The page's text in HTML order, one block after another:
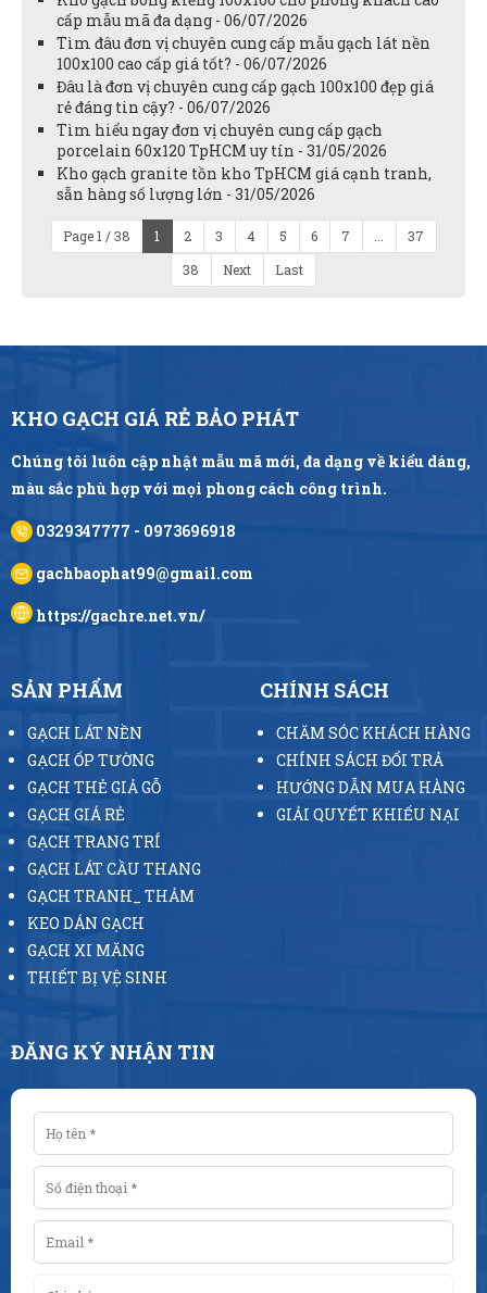
cấp mẫu mã đa dạng - 06/07/2026
Tìm đâu đơn vị chuyên cung cấp mẫu gạch lát nền
100x100 cao cấp giá tốt? - 06/07/2026
Đâu là đơn vị chuyên cung cấp gạch 100x100 đẹp giá
rẻ đáng tin cậy? - 06/07/2026
Tìm hiểu ngay đơn vị chuyên cung cấp gạch
porcelain 60x120 TpHCM uy tín - 31/05/2026
Kho gạch granite tồn kho TpHCM giá cạnh tranh,
sẵn hàng số lượng lớn - 31/05/2026
Page 1 / 38 1 2 3 4 5 6 7
37
38
Next Last
KHO GẠCH GIÁ RẺ BẢO PHÁT
Chúng tôi luôn cập nhật mẫu mã mới, đa dạng về kiểu dáng,
màu sắc phù hợp với mọi phong cách công trình.
0329347777 - 0973696918
gachbaophat99@gmail.com
https://gachre.net.vn/
SẢN PHẨM
GẠCH LÁT NỀN
GẠCH ỐP TƯỜNG
GẠCH THẺ GIẢ GỖ
GẠCH GIÁ RẺ
GẠCH TRANG TRÍ
GẠCH LÁT CẦU THANG
GẠCH TRANH_ THẢM
KEO DÁN GẠCH
GẠCH XI MĂNG
THIẾT BỊ VỆ SINH
CHÍNH SÁCH
CHĂM SÓC KHÁCH HÀNG
CHÍNH SÁCH ĐỔI TRẢ
HƯỚNG DẪN MUA HÀNG
GIẢI QUYẾT KHIẾU NẠI
ĐĂNG KÝ NHẬN TIN